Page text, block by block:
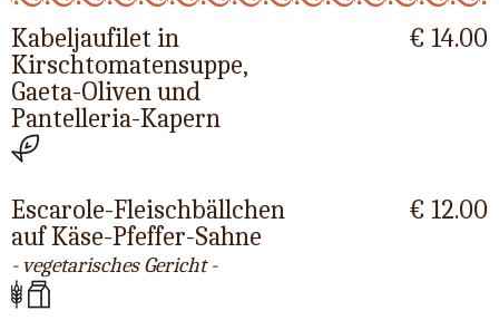
Kabeljaufilet in
Kirschtomatensuppe,
Gaeta-Oliven und
Pantelleria-Kapern
€ 14.00
Escarole-Fleischbällchen
auf Käse-Pfeffer-Sahne
- vegetarisches Gericht -
€ 12.00